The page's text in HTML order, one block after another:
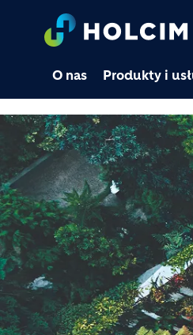
O nas Produkty i